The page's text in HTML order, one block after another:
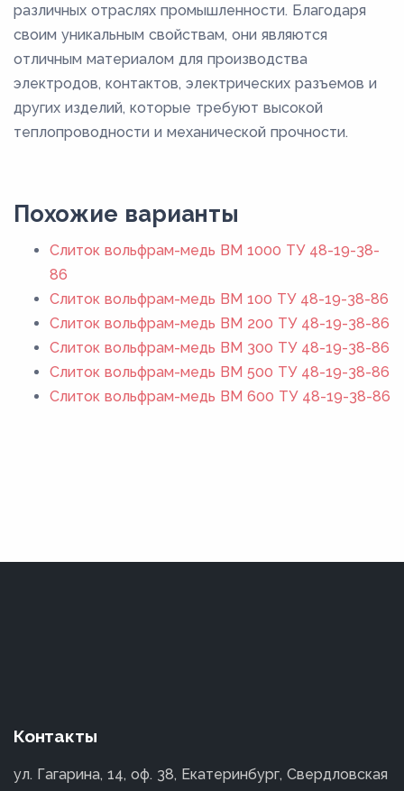
различных отраслях промышленности. Благодаря
своим уникальным свойствам, они являются
отличным материалом для производства
электродов, контактов, электрических разъемов и
других изделий, которые требуют высокой
теплопроводности и механической прочности.
Похожие варианты
Слиток вольфрам-медь ВМ 1000 ТУ 48-19-38-
86
Слиток вольфрам-медь ВМ 100 ТУ 48-19-38-86
Слиток вольфрам-медь ВМ 200 ТУ 48-19-38-86
Слиток вольфрам-медь ВМ 300 ТУ 48-19-38-86
Слиток вольфрам-медь ВМ 500 ТУ 48-19-38-86
Слиток вольфрам-медь ВМ 600 ТУ 48-19-38-86
Контакты
ул. Гагарина, 14, оф. 38, Екатеринбург, Свердловская